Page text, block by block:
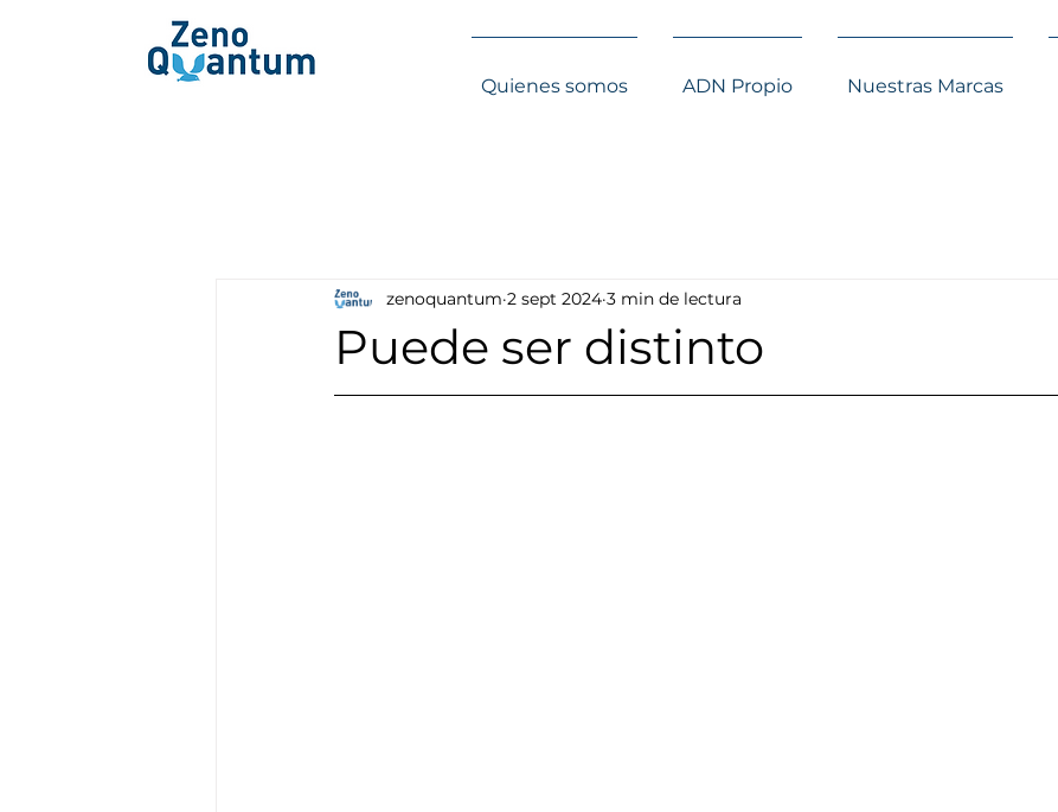
Quienes somos ADN Propio Nuestras Marcas
Puede ser distinto
zenoquantum 2 sept 2024 3 min de lectura